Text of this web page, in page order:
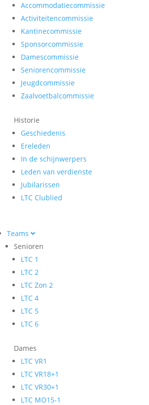
Accommodatiecommissie
Activiteitencommissie
Kantinecommissie
Sponsorcommissie
Damescommissie
Seniorencommissie
Jeugdcommissie
Zaalvoetbalcommissie
Historie
Geschiedenis
Ereleden
In de schijnwerpers
Leden van verdienste
Jubilarissen
LTC Clublied
Teams
Senioren
LTC 1
LTC 2
LTC Zon 2
LTC 4
LTC 5
LTC 6
Dames
LTC VR1
LTC VR18+1
LTC VR30+1
LTC MO15-1